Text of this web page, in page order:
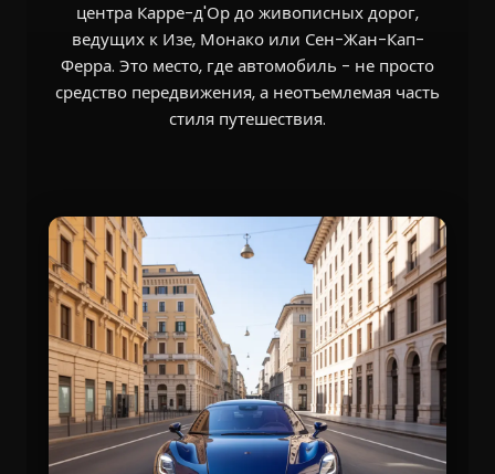
центра Карре-д'Ор до живописных дорог,
ведущих к Изе, Монако или Сен-Жан-Кап-
Ферра. Это место, где автомобиль - не просто
средство передвижения, а неотъемлемая часть
стиля путешествия.